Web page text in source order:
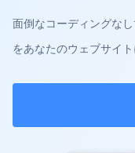
面倒なコーディングな
をあなたのウェブサイト